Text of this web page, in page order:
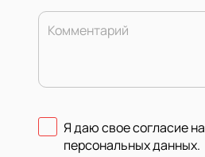
Комментарий
Я даю свое согласие на
персональных данных.